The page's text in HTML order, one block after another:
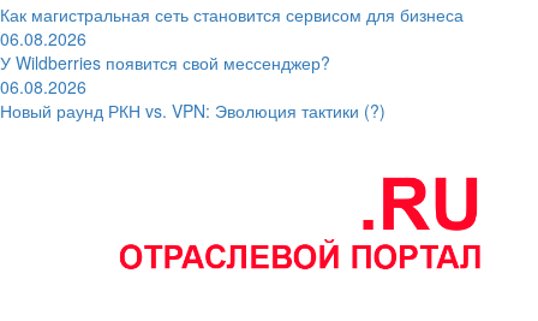
Как магистральная сеть становится сервисом для бизнеса
06.08.2026
У Wildberries появится свой мессенджер?
06.08.2026
Новый раунд РКН vs. VPN: Эволюция тактики (?)